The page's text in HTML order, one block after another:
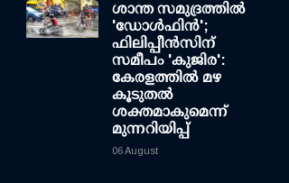
ശാന്ത സമുദ്രത്തില്‍
'ഡോള്‍ഫിന്‍';
ഫിലിപ്പീന്‍സിന്
സമീപം 'കുജിര':
കേരളത്തില്‍ മഴ
കൂടുതല്‍
ശക്തമാകുമെന്ന്
മുന്നറിയിപ്പ്
06 August